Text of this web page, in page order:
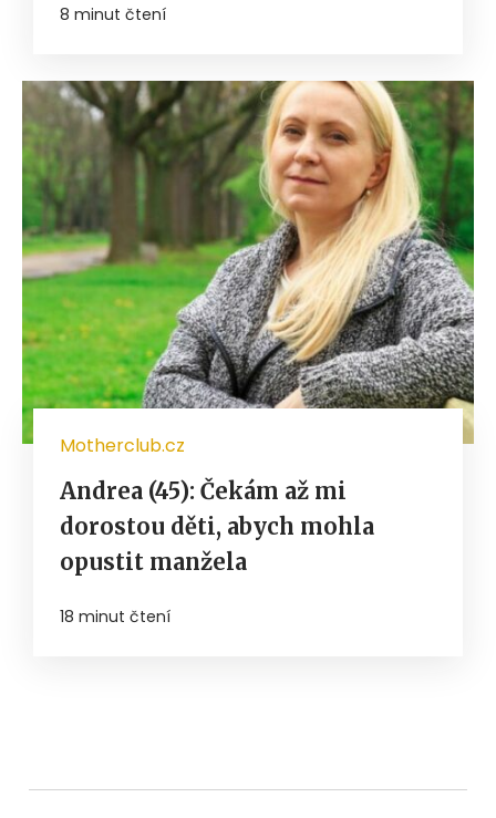
8 minut čtení
Motherclub.cz
Andrea (45): Čekám až mi
dorostou děti, abych mohla
opustit manžela
18 minut čtení